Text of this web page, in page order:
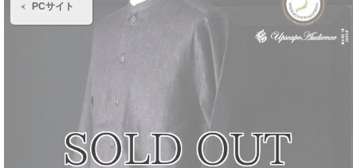
PCサイト